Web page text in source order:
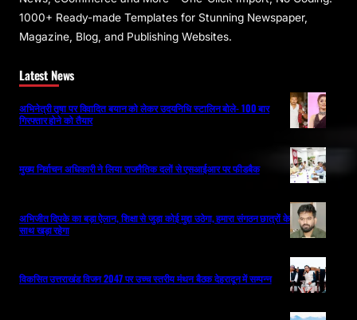
1000+ Ready-made Templates for Stunning Newspaper,
Magazine, Blog, and Publishing Websites.
Latest News
अभिनेत्री तृषा पर विवादित बयान को लेकर उदयनिधि स्टालिन बोले- 100 बार
गिरफ्तार होने को तैयार
मुख्य निर्वाचन अधिकारी ने लिया राजनैतिक दलों से एसआईआर पर फीडबैक
अभिजीत दिपके का बड़ा ऐलान, शिक्षा से जुड़ा कोई मुद्दा उठेगा, हमारा संगठन छात्रों के
साथ खड़ा रहेगा
विकसित उत्तराखंड विजन 2047 पर उच्च स्तरीय मंथन बैठक देहरादून में सम्पन्न